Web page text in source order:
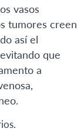
vasos
tumores creen
así el
que
a